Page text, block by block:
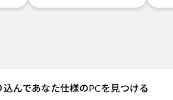
込んであなた仕様のPCを見つける